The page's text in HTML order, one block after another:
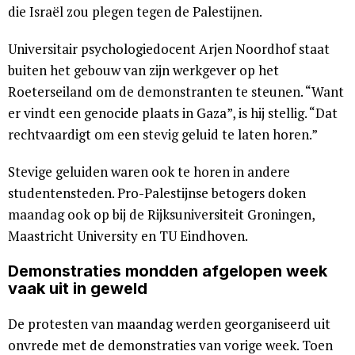
die Israël zou plegen tegen de Palestijnen.
Universitair psychologiedocent Arjen Noordhof staat
buiten het gebouw van zijn werkgever op het
Roeterseiland om de demonstranten te steunen. “Want
er vindt een genocide plaats in Gaza”, is hij stellig. “Dat
rechtvaardigt om een stevig geluid te laten horen.”
Stevige geluiden waren ook te horen in andere
studentensteden. Pro-Palestijnse betogers doken
maandag ook op bij de Rijksuniversiteit Groningen,
Maastricht University en TU Eindhoven.
Demonstraties mondden afgelopen week
vaak uit in geweld
De protesten van maandag werden georganiseerd uit
onvrede met de demonstraties van vorige week. Toen